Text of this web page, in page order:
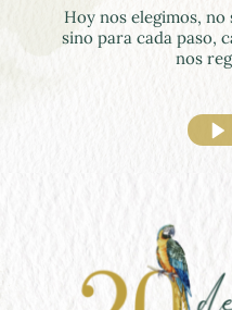
Hoy nos elegimos,
sino para cada paso,
nos